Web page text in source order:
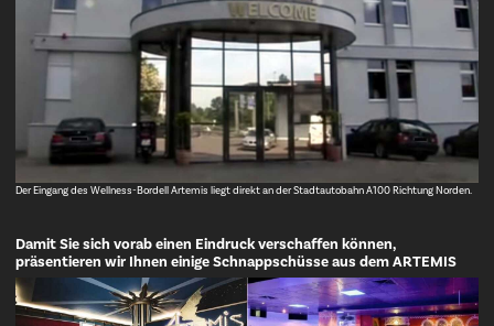
Der Eingang des Wellness-Bordell Artemis liegt direkt an der Stadtautobahn A100 Richtung Norden.
Damit Sie sich vorab einen Eindruck verschaffen können,
präsentieren wir Ihnen einige Schnappschüsse aus dem ARTEMIS